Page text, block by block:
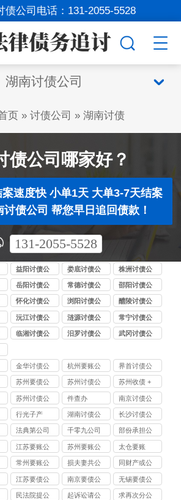
债公司电话： 131-2055-5528
湖南讨债公司
页 » 讨债公司 » 湖南讨债
债公司哪家好？
速度快 小单1天 大单3-7天结案
债公司 帮您早日追回债款！
131-2055-5528
益阳讨债公
司
娄底讨债公
司
株洲讨债公
司
岳阳讨债公
司
常德讨债公
司
邵阳讨债公
司
怀化讨债公
司
浏阳讨债公
司
醴陵讨债公
司
沅江讨债公
司
涟源讨债公
司
常宁讨债公
司
临湘讨债公
汨罗讨债公
武冈讨债公
金华讨债公
司
杭州要账公
司哪家好
界首讨债公
司
苏州要债公
司 | 苏州收
债 + 讨债专
家，处理债
务超 7800
起，97% 追
回率，无前
期费用
苏州讨债公
司 | 联动苏
州要债 + 收
债团队，10
年经验，
98% 追回
率，帮您快
速要回欠款
苏州收债 +
讨债公司 |
本地要债效
率高，9 年
处理 7500 +
案件，苏州
债务清收选
我们
苏州讨债公
司
件查办
南京讨债公
司
行光子产
湖南讨债公
司
长沙讨债公
司
法典第公司 千零九公司
部份承担公
司
江苏要账公
司
苏州要账公
司
太仓要账
常州要账公
司
损夫妻共公
司
同财产或公
司
江苏要债公
司
南京要债公
司
无锡要债公
司
民法院提公
起诉讼请公
求再次分公